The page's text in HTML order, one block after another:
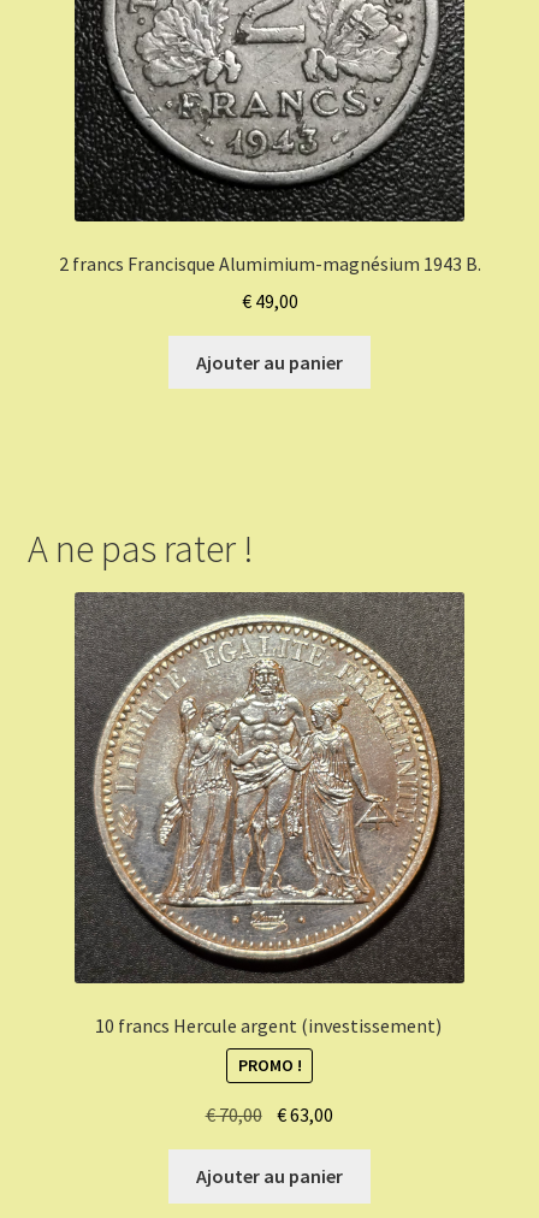
2 francs Francisque Alumimium-magnésium 1943 B.
€49,00
Ajouter au panier
A ne pas rater !
10 francs Hercule argent (investissement)
PROMO !
€70,00 Le
prix
initial
était :
€63,00
prix
actuel
est :
Ajouter au panier